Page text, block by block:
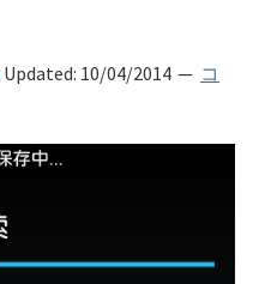
Updated: 10/04/2014
コ